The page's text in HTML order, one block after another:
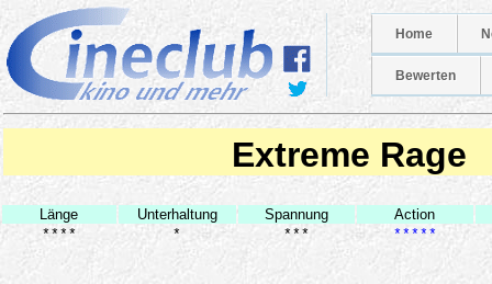
Home
Bewerten
Extreme Rage
Länge Unterhaltung Spannung
Action
****
* *** *****